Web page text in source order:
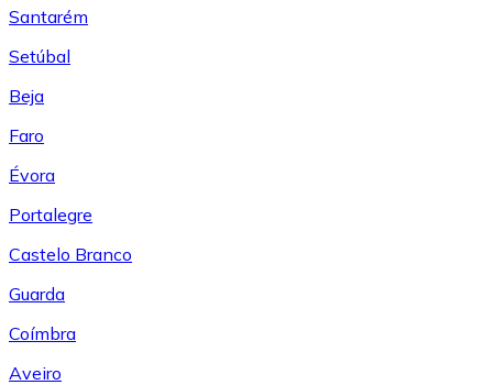
Santarém
Setúbal
Beja
Faro
Évora
Portalegre
Castelo Branco
Guarda
Coímbra
Aveiro